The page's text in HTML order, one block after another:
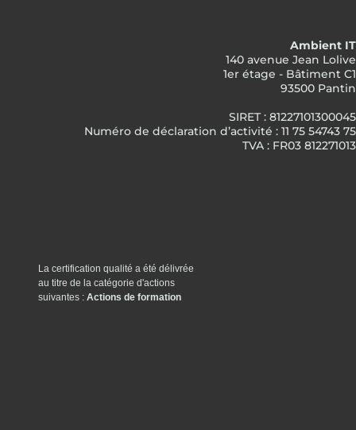
Ambient IT
140 avenue Jean Lolive
1er étage - Bâtiment C1
93500 Pantin
SIRET : 81227101300045
Numéro de déclaration d’activité : 11 75 54743 75
TVA : FR03 812271013
La certification qualité a été délivrée
au titre de la catégorie d'actions
suivantes : Actions de formation